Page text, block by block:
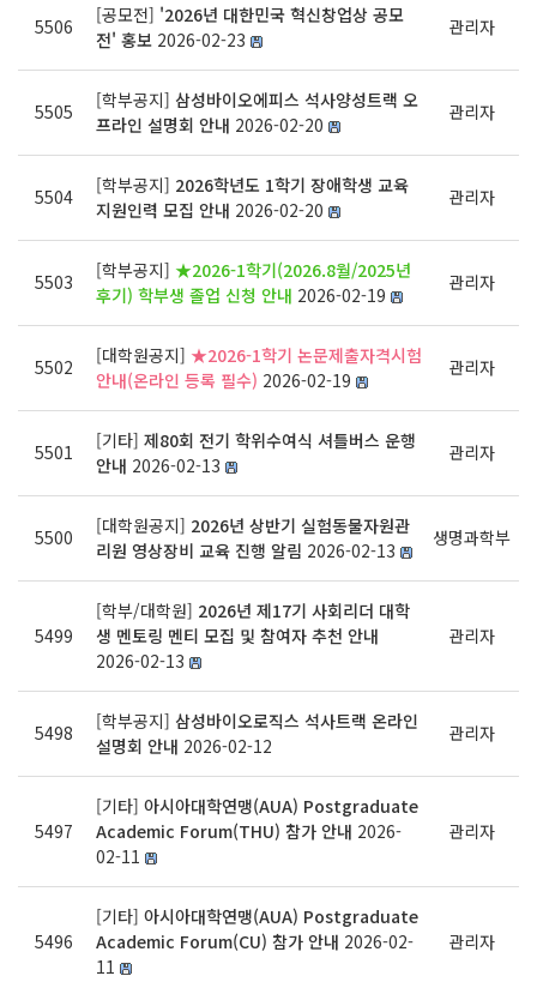
5506 [공모전] '2026년 대한민국 혁신창업상 공모
전' 홍보 2026-02-23
관리자
5505 [학부공지] 삼성바이오에피스 석사양성트랙 오
프라인 설명회 안내 2026-02-20
관리자
5504 [학부공지] 2026학년도 1학기 장애학생 교육
지원인력 모집 안내 2026-02-20
관리자
5503 [학부공지] ★2026-1학기(2026.8월/2025년
후기) 학부생 졸업 신청 안내 2026-02-19
관리자
5502 [대학원공지] ★2026-1학기 논문제출자격시험
안내(온라인 등록 필수) 2026-02-19
관리자
5501 [기타] 제80회 전기 학위수여식 셔틀버스 운행
안내 2026-02-13
관리자
5500 [대학원공지] 2026년 상반기 실험동물자원관
리원 영상장비 교육 진행 알림 2026-02-13
생명과학부
5499
[학부/대학원] 2026년 제17기 사회리더 대학
생 멘토링 멘티 모집 및 참여자 추천 안내
2026-02-13
관리자
5498 [학부공지] 삼성바이오로직스 석사트랙 온라인
설명회 안내 2026-02-12
관리자
5497
[기타] 아시아대학연맹(AUA) Postgraduate
Academic Forum(THU) 참가 안내 2026-
02-11
관리자
5496
[기타] 아시아대학연맹(AUA) Postgraduate
Academic Forum(CU) 참가 안내 2026-02-
11
관리자